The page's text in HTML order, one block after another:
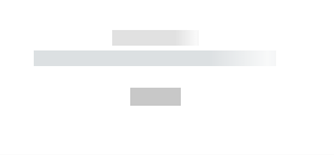
------------
----------- ----------- ----------